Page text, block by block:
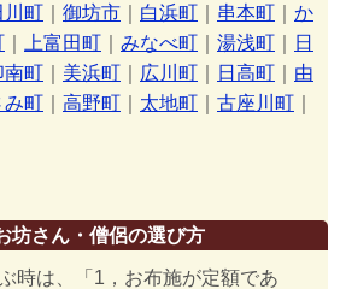
川町 御坊市 白浜町 串本町
か
上富田町 みなべ町 湯浅町
日
南町 美浜町 広川町 日高町
由
み町 高野町 太地町 古座川町
坊さん・僧侶の選び方
時は、「1，お布施が定額であ